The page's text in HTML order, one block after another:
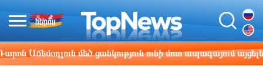
Աճեմօղլուն մեծ ցանկություն ունի մոտ ապագայում